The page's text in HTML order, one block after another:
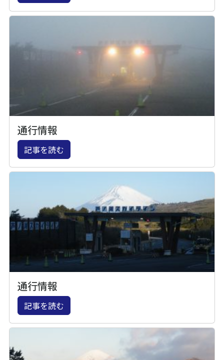
通行情報
記事を読む
通行情報
記事を読む